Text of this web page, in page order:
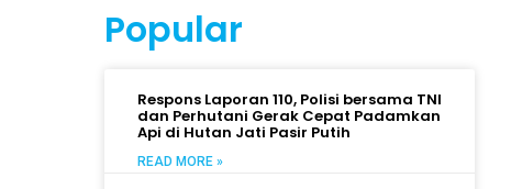
Popular
Respons Laporan 110, Polisi bersama TNI
dan Perhutani Gerak Cepat Padamkan
Api di Hutan Jati Pasir Putih
READ MORE »